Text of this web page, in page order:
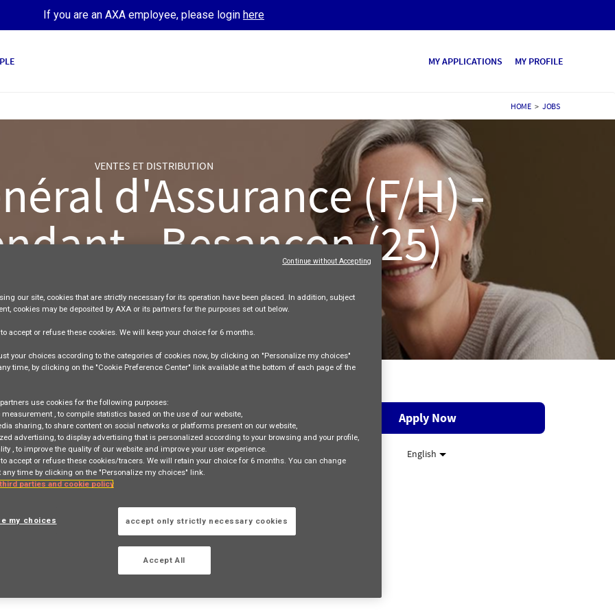
If you are an AXA employee, please login here
MY APPLICATIONS MY PROFILE
HOME > JOBS
VENTES ET DISTRIBUTION
d'Assurance (F/H) -
- Besançon (25)
Apply Now
(F/H) - Indépendant -
Register
Apply Now
English
our site, cookies that are strictly necessary for its operation have been placed. In addition, subject
cookies may be deposited by AXA or its partners for the purposes set out below.
to accept or refusethese cookies. We will keep your choice for 6 months
your choices according to the categories of cookies now, by clicking on "Personalize my choices"
time, by clicking on the "Cookie Preference Center" link available at the bottom of each page of the
use cookies for the following purposes:
measurement , to compile statistics based on the use of our website,
sharing , to share content on social networks or platforms present on our website,
advertising , to display advertising that is personalized according to your browsing and your profile,
, to improve the quality of our website and improve your user experience.
accept or refuse these cookies/tracers. We will retain your choice for 6 months. You can change
time by clicking on the "Personalize my choices" link.
parties and cookie policy
my choices accept only strictly necessary cookies
Accept All
Continue without Accepting